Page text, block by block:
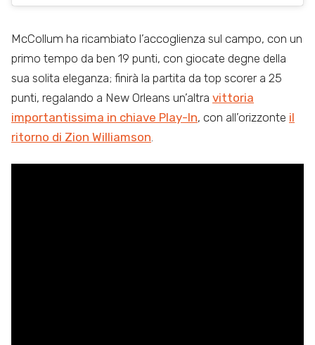
McCollum ha ricambiato l’accoglienza sul campo, con un
primo tempo da ben 19 punti, con giocate degne della
sua solita eleganza; finirà la partita da top scorer a 25
punti, regalando a New Orleans un’altra vittoria
importantissima in chiave Play-In, con all’orizzonte il
ritorno di Zion Williamson.